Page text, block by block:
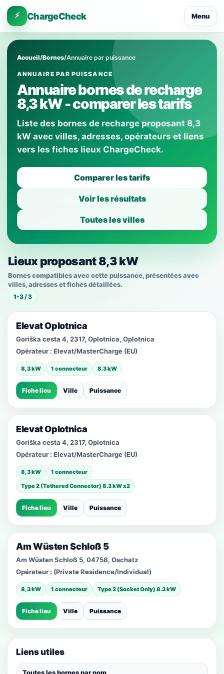
⚡ ChargeCheck Menu
Accueil/Bornes/Annuaire par puissance
ANNUAIRE PAR PUISSANCE
Annuaire bornes de recharge
8,3 kW - comparer les tarifs
Liste des bornes de recharge proposant 8,3
kW avec villes, adresses, opérateurs et liens
vers les fiches lieux ChargeCheck.
Comparer les tarifs
Voir les résultats
Toutes les villes
Lieux proposant 8,3 kW
Bornes compatibles avec cette puissance, présentées avec
villes, adresses et fiches détaillées.
1-3 / 3
Elevat Oplotnica
Goriška cesta 4, 2317, Oplotnica, Oplotnica
Opérateur : Elevat/MasterCharge (EU)
8,3 kW 1 connecteur 8.3 kW
Fiche lieu Ville Puissance
Elevat Oplotnica
Goriška cesta 4, 2317, Oplotnica
Opérateur : Elevat/MasterCharge (EU)
8,3 kW
1 connecteur
Type 2 (Tethered Connector) 8.3 kW x2
Fiche lieu Ville Puissance
Am Wüsten Schloß 5
Am Wüsten Schloß 5, 04758, Oschatz
Opérateur : (Private Residence/Individual)
8,3 kW 1 connecteur Type 2 (Socket Only) 8.3 kW
Fiche lieu Ville Puissance
Liens utiles